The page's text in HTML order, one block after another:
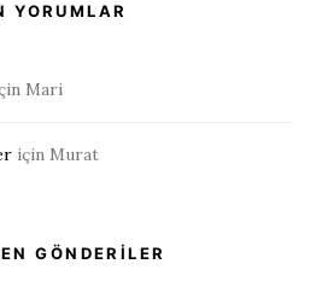
YORUMLAR
Mari
için Murat
GÖNDERİLER